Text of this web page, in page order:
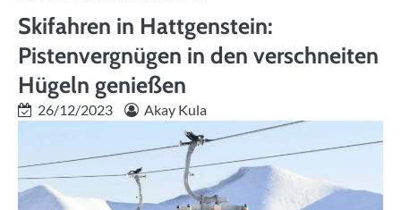
Skifahren in Hattgenstein:
Pistenvergnügen in den verschneiten
Hügeln genießen
26/12/2023 Akay Kula